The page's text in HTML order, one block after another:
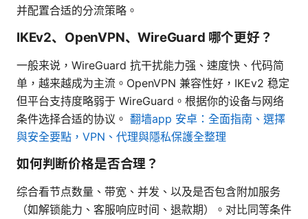
并配置合适的分流策略。
IKEv2、OpenVPN、WireGuard 哪个更好？
一般来说，WireGuard 抗干扰能力强、速度快、代码简
单，越来越成为主流。OpenVPN 兼容性好，IKEv2 稳定
但平台支持度略弱于 WireGuard。根据你的设备与网络
条件选择合适的协议。 翻墙app 安卓：全面指南、選擇
與安全要點，VPN、代理與隱私保護全整理
如何判断价格是否合理？
综合看节点数量、带宽、并发、以及是否包含附加服务
（如解锁能力、客服响应时间、退款期）。对比同等条件